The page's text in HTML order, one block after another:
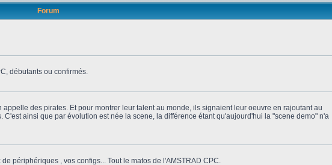
Forum
débutants ou confirmés.
des pirates. Et pour montrer leur talent au monde, ils signaient leur oeuvre en rajoutant au
ainsi que par évolution est née la scene, la différence étant qu'aujourd'hui la "scene demo" n'a
périphériques , vos configs... Tout le matos de l'AMSTRAD CPC.